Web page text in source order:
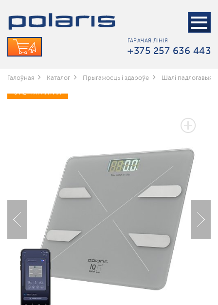
ГАРАЧАЯ ЛІНІЯ
+375 257 636 443
Галоўная Каталог Прыгажосць і здароўе Шалі падлогавыя
5 ЛЕТ ГАРАНТИИ